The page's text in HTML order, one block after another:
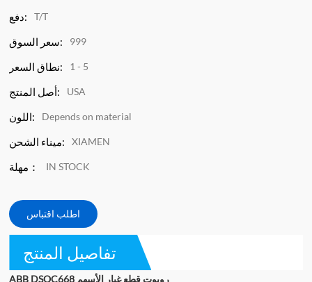
دفع: T/T
سعر السوق: 999
نطاق السعر: 1 - 5
أصل المنتج: USA
اللون: Depends on material
ميناء الشحن: XIAMEN
مهلة： IN STOCK
اطلب اقتباس
تفاصيل المنتج
ABB DSQC668 روبوت قطع غيار الأسهم